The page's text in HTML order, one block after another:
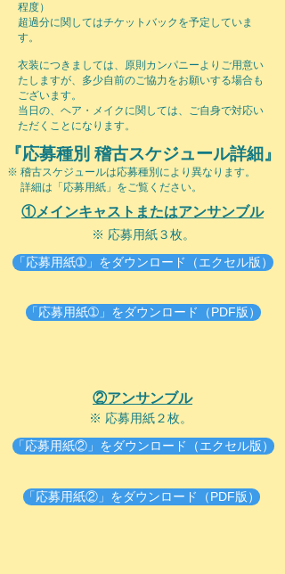
程度）
​超過分に関してはチケットバックを予定していま
す。
衣装につきましては、原則カンパニーよりご用意い
たしますが、多少自前のご協力をお願いする場合も
ございます。
​当日の、ヘア・メイクに関しては、ご自身で対応い
ただくことになります。
『応募種別 稽古スケジュール詳細』
※ 稽古スケジュールは応募種別により異なります。
詳細は「応募用紙」をご覧ください。
①メインキャスト またはアンサンブル
※ 応募用紙３枚。
「応募用紙➀」をダウンロード（エクセル版）
「応募用紙➀」をダウンロード（PDF版）
②アンサンブル
※ 応募用紙２枚。
「応募用紙②」をダウンロード（エクセル版）
「応募用紙②」をダウンロード（PDF版）